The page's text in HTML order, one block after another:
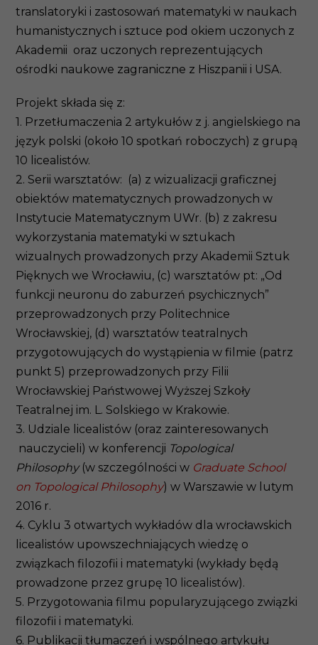
translatoryki i zastosowań matematyki w naukach
humanistycznych i sztuce pod okiem uczonych z
Akademii oraz uczonych reprezentujących
ośrodki naukowe zagraniczne z Hiszpanii i USA.
Projekt składa się z:
1. Przetłumaczenia 2 artykułów z j. angielskiego na
język polski (około 10 spotkań roboczych) z grupą
10 licealistów.
2. Serii warsztatów: (a) z wizualizacji graficznej
obiektów matematycznych prowadzonych w
Instytucie Matematycznym UWr. (b) z zakresu
wykorzystania matematyki w sztukach
wizualnych prowadzonych przy Akademii Sztuk
Pięknych we Wrocławiu, (c) warsztatów pt: „Od
funkcji neuronu do zaburzeń psychicznych”
przeprowadzonych przy Politechnice
Wrocławskiej, (d) warsztatów teatralnych
przygotowujących do wystąpienia w filmie (patrz
punkt 5) przeprowadzonych przy Filii
Wrocławskiej Państwowej Wyższej Szkoły
Teatralnej im. L. Solskiego w Krakowie.
3. Udziale licealistów (oraz zainteresowanych
nauczycieli) w konferencji Topological
Philosophy(w szczególności w Graduate School
on Topological Philosophy) w Warszawie w lutym
2016 r.
4. Cyklu 3 otwartych wykładów dla wrocławskich
licealistów upowszechniających wiedzę o
związkach filozofii i matematyki (wykłady będą
prowadzone przez grupę 10 licealistów).
5. Przygotowania filmu popularyzującego związki
filozofii i matematyki.
6. Publikacji tłumaczeń i wspólnego artykułu